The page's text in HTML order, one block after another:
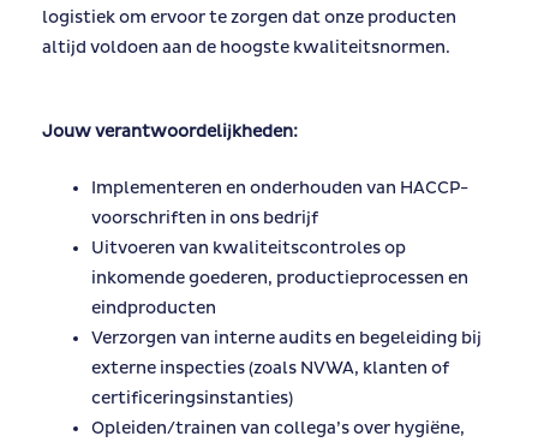
logistiek om ervoor te zorgen dat onze producten
altijd voldoen aan de hoogste kwaliteitsnormen.
Jouw verantwoordelijkheden:
Implementeren en onderhouden van HACCP-
voorschriften in ons bedrijf
Uitvoeren van kwaliteitscontroles op
inkomende goederen, productieprocessen en
eindproducten
Verzorgen van interne audits en begeleiding bij
externe inspecties (zoals NVWA, klanten of
certificeringsinstanties)
Opleiden/trainen van collega’s over hygiëne,